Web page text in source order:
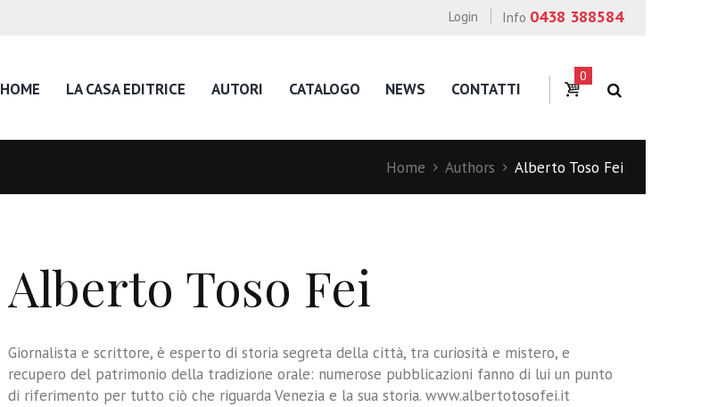
Info 0438 388584
Login
HOME LA CASA EDITRICE AUTORI CATALOGO NEWS CONTATTI
0
Home Authors Alberto Toso Fei
Alberto Toso Fei
Giornalista e scrittore, è esperto di storia segreta della città, tra curiosità e mistero, e
recupero del patrimonio della tradizione orale: numerose pubblicazioni fanno di lui un punto
di riferimento per tutto ciò che riguarda Venezia e la sua storia. www.albertotosofei.it